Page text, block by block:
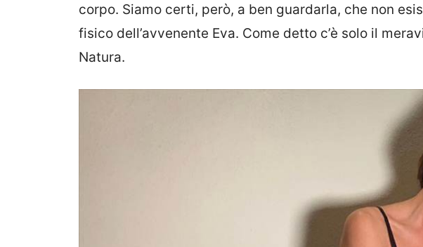
corpo. Siamo certi, però, a ben guardarla, che non
fisico dell’avvenente Eva. Come detto c’è solo il
Natura.